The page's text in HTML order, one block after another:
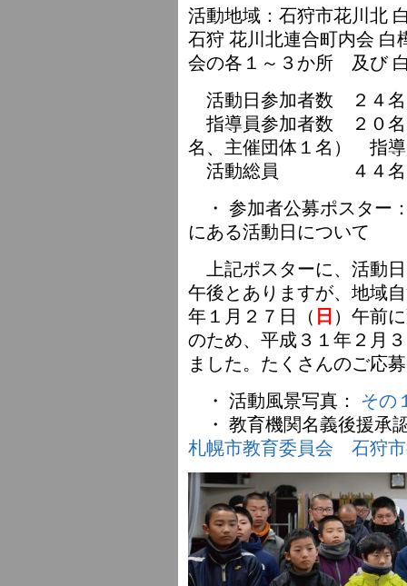
活動地域：石狩市花川北
石狩 花川北連合町内会
会の各１～３か所 及び
活動日参加者数 ２４名
指導員参加者数 ２０名
名、主催団体１名） 指
活動総員 ４４名
・ 参加者公募ポスター
にある活動日について
上記ポスターに、活動
午後とありますが、地域
年１月２７日（ 日）午前
のため、平成３１年２月
ました。たくさんのご応
・ 活動風景写真： その
・ 教育機関名義後援承
札幌市教育委員会
石狩